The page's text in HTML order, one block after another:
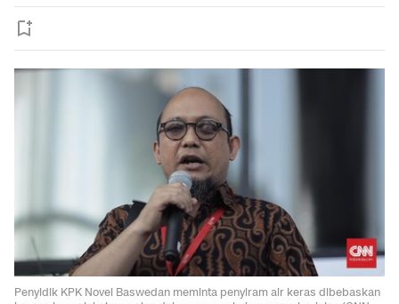
Penyidik KPK Novel Baswedan meminta penyiram air keras dibebaskan